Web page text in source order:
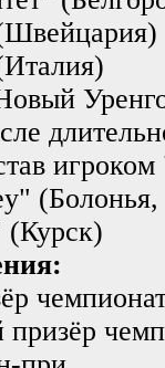
(Курск)